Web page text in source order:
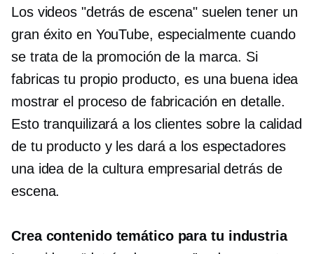
Los videos "detrás de escena" suelen tener un
gran éxito en YouTube, especialmente cuando
se trata de la promoción de la marca. Si
fabricas tu propio producto, es una buena idea
mostrar el proceso de fabricación en detalle.
Esto tranquilizará a los clientes sobre la calidad
de tu producto y les dará a los espectadores
una idea de la cultura empresarial detrás de
escena.
Crea contenido temático para tu industria